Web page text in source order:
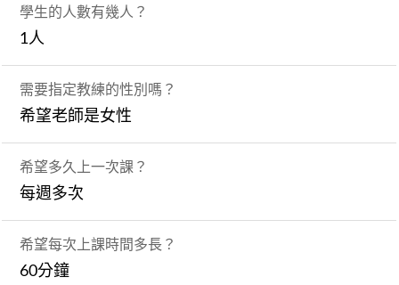
學生的人數有幾人？
1人
需要指定教練的性別嗎？
希望老師是女性
希望多久上一次課？
每週多次
希望每次上課時間多長？
60分鐘